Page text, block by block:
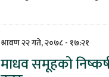
श्रावण २२ गते, २०७८ - १७:२१
माधव समूहको